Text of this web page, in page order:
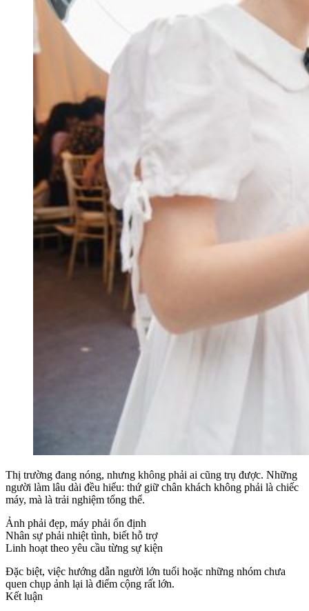
Thị trường đang nóng, nhưng không phải ai cũng trụ được. Những
người làm lâu dài đều hiểu: thứ giữ chân khách không phải là chiếc
máy, mà là trải nghiệm tổng thể.
Ảnh phải đẹp, máy phải ổn định
Nhân sự phải nhiệt tình, biết hỗ trợ
Linh hoạt theo yêu cầu từng sự kiện
Đặc biệt, việc hướng dẫn người lớn tuổi hoặc những nhóm chưa
quen chụp ảnh lại là điểm cộng rất lớn.
Kết luận